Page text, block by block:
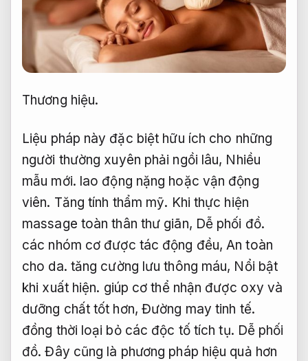
Thương hiệu.
Liệu pháp này đặc biệt hữu ích cho những
người thường xuyên phải ngồi lâu, Nhiều
mẫu mới. lao động nặng hoặc vận động
viên. Tăng tính thẩm mỹ. Khi thực hiện
massage toàn thân thư giãn, Dễ phối đồ.
các nhóm cơ được tác động đều,An toàn
cho da. tăng cường lưu thông máu, Nổi bật
khi xuất hiện. giúp cơ thể nhận được oxy và
dưỡng chất tốt hơn, Đường may tinh tế.
đồng thời loại bỏ các độc tố tích tụ. Dễ phối
đồ. Đây cũng là phương pháp hiệu quả hơn